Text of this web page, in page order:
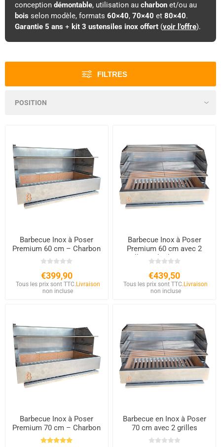
conception démontable, utilisation au charbon et/ou au
bois selon modèle, formats 60×40, 70×40 et 80×40.
Garantie 5 ans + kit 3 ustensiles inox offert (voir l’offre).
FILTRES
Barbecue Inox à Poser
Premium 60 cm – Charbon
& Bois – Briques
Réfractaires
€399,90
Tous les prix sont TTC.Livraison
non incluse
Barbecue Inox à Poser
Premium 60 cm avec 2
Grilles | Charbon & Bois
€439,50
Tous les prix sont TTC.Livraison
non incluse
Barbecue Inox à Poser
Premium 70 cm – Charbon
& Bois – Briques
Barbecue en Inox à Poser
70 cm avec 2 grilles